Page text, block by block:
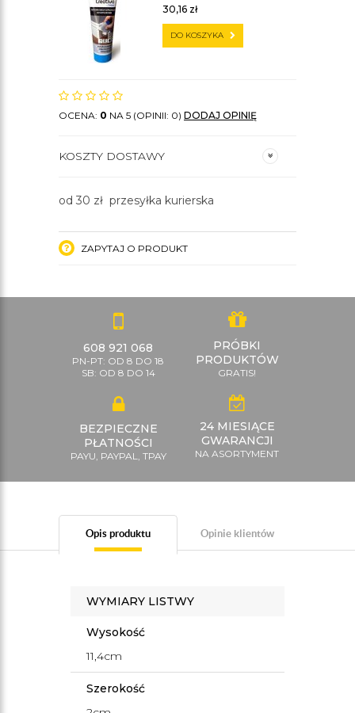
30,16 zł
DO KOSZYKA
OCENA: 0 NA 5 (OPINII: 0) DODAJ OPINIĘ
KOSZTY DOSTAWY
od 30 zł przesyłka kurierska
ZAPYTAJ O PRODUKT
608 921 068
PN-PT: OD 8 DO 18
SB: OD 8 DO 14
PRÓBKI
PRODUKTÓW
GRATIS!
BEZPIECZNE
PŁATNOŚCI
PAYU, PAYPAL, TPAY
24 MIESIĄCE
GWARANCJI
NA ASORTYMENT
Opis produktu Opinie klientów
WYMIARY LISTWY
Wysokość
11,4cm
Szerokość